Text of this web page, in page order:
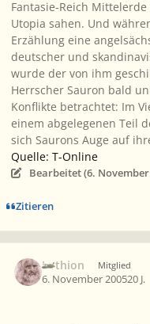
Fantasie-Reich
Utopia sahen. Und
Erzählung eine
deutscher und
wurde der von ihm
Herrscher Sauron bald
Konflikte betrachtet: Im
einem abgelegenen Teil
sich Saurons Auge auf
Quelle: T-Online
Bearbeitet (6. November
Zitieren
Lothion Mitglied
6. November 200520 J.